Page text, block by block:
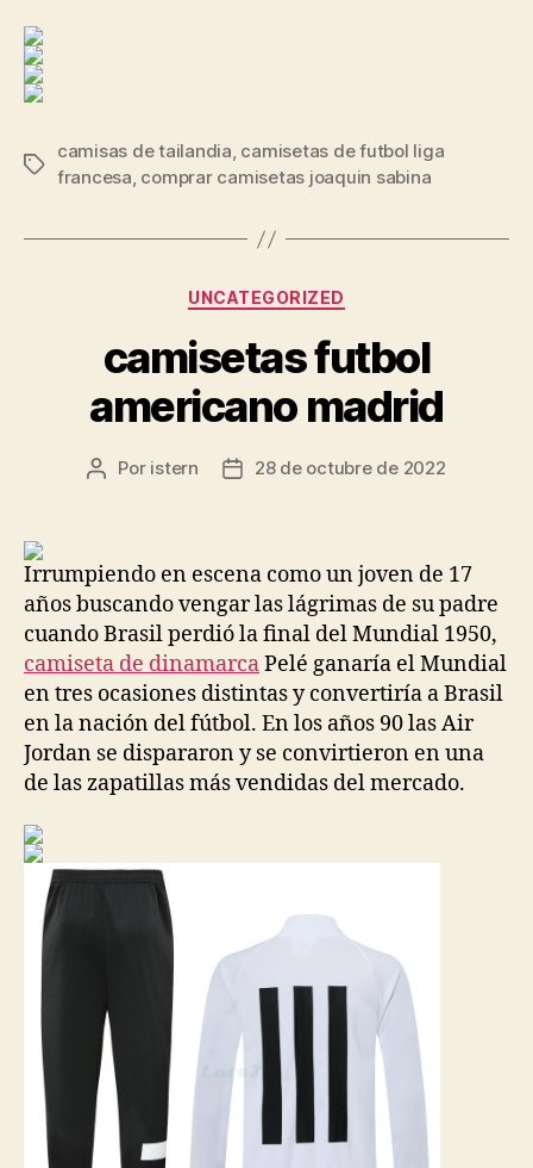
Etiquetas
camisas de tailandia, camisetas de futbol liga
francesa, comprar camisetas joaquin sabina
Categorías
UNCATEGORIZED
camisetas futbol
americano madrid
Autor
Por istern
Fecha28 de octubre de 2022
Irrumpiendo en escena como un joven de 17
años buscando vengar las lágrimas de su padre
cuando Brasil perdió la final del Mundial 1950,
camiseta de dinamarcaPelé ganaría el Mundial
en tres ocasiones distintas y convertiría a Brasil
en la nación del fútbol. En los años 90 las Air
Jordan se dispararon y se convirtieron en una
de las zapatillas más vendidas del mercado.